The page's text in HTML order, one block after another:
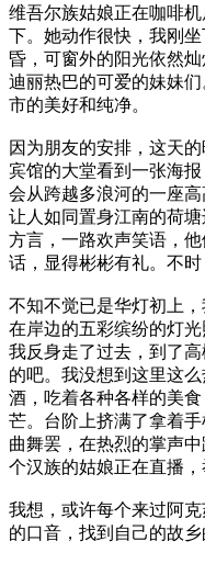
维吾尔族姑娘正在咖啡
下。她动作很快，我刚
昏，可窗外的阳光依然
迪丽热巴的可爱的妹妹
市的美好和纯净。
因为朋友的安排，这天
宾馆的大堂看到一张海
会从跨越多浪河的一座
让人如同置身江南的荷
方言，一路欢声笑语，
话，显得彬彬有礼。不
不知不觉已是华灯初上
在岸边的五彩缤纷的灯
我反身走了过去，到了
的吧。我没想到这里这
酒，吃着各种各样的美
芒。台阶上挤满了拿着
曲舞罢，在热烈的掌声
个汉族的姑娘正在直播
我想，或许每个来过阿
的口音，找到自己的故